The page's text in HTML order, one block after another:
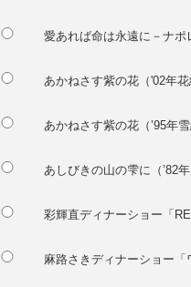
愛あれば命は永遠に－ナポ
あかねさす紫の花（'02年花
あかねさす紫の花（’95年雪
あしびきの山の雫に（’82年
彩輝直ディナーショー「
麻路さきディナーショー「